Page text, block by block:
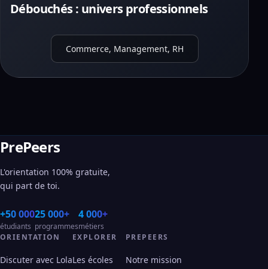
Débouchés : univers professionnels
Commerce, Management, RH
PrePeers
L'orientation 100% gratuite,
qui part de toi.
+50 000
étudiants
25 000+
programmes
4 000+
métiers
ORIENTATION
Discuter avec Lola
EXPLORER
Les écoles
PREPEERS
Notre mission